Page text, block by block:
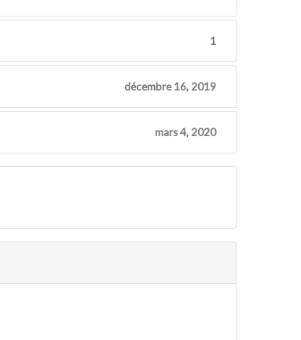
1
décembre 16, 2019
mars 4, 2020